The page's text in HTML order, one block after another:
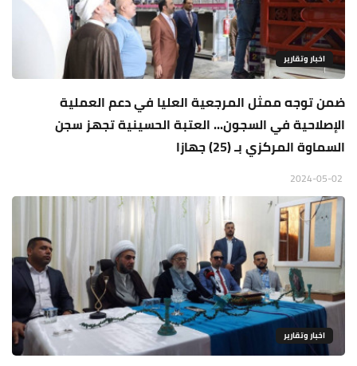
اخبار وتقارير
ضمن توجه ممثل المرجعية العليا في دعم العملية
الإصلاحية في السجون... العتبة الحسينية تجهز سجن
السماوة المركزي بـ (25) جهازا
اخبار وتقارير